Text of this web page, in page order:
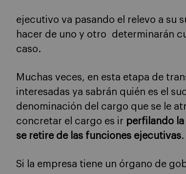
ejecutivo va pasando el relevo a su
hacer de uno y otro determinarán
caso.
Muchas veces, en esta etapa de
interesadas ya sabrán quién es el
denominación del cargo que se le
concretar el cargo es ir perfilando
se retire de las funciones ejecutivas.
Si la empresa tiene un órgano de